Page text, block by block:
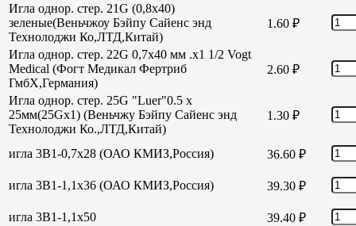
Игла однор. стер. 21G (0,8х40)
зеленые(Веньчжоу Бэйпу Сайенс энд
Технолоджи Ко,ЛТД,Китай)
1.60 ₽
Игла однор. стер. 22G 0,7х40 мм .х1 1/2 Vogt
Medical (Фогт Медикал Фертриб
ГмбХ,Германия)
2.60 ₽
Игла однор. стер. 25G "Luer"0.5 х
25мм(25Gх1) (Веньчжу Бэйпу Сайенс энд
Технолоджи Ко.,ЛТД,Китай)
1.30 ₽
игла 3В1-0,7х28 (ОАО КМИЗ,Россия) 36.60 ₽
игла 3В1-1,1х36 (ОАО КМИЗ,Россия) 39.30 ₽
игла 3В1-1,1х50 39.40 ₽